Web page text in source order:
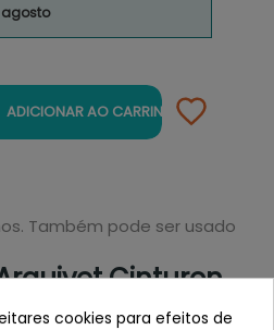
agosto
ADICIONAR AO CARRINHO
Também pode ser usado
Cinturon
110cm
cookies para efeitos de